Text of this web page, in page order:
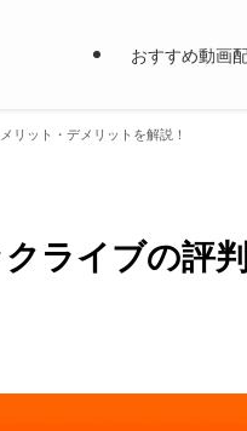
おすすめ動画
リット・デメリットを解説！
クライブの評